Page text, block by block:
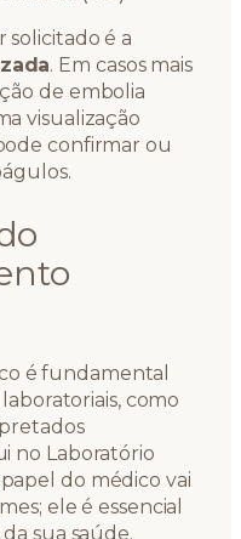
é a
. Em casos mais
de embolia
visualização
confirmar ou
é fundamental
como
no Laboratório
do médico vai
ele é essencial
sua saúde.